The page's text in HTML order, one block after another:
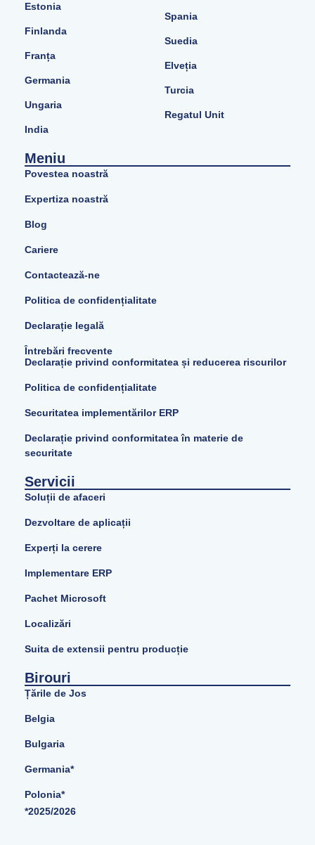
Estonia
Finlanda
Franța
Germania
Ungaria
India
Spania
Suedia
Elveția
Turcia
Regatul Unit
Meniu
Povestea noastră
Expertiza noastră
Blog
Cariere
Contactează-ne
Politica de confidențialitate
Declarație legală
Întrebări frecvente
Declarație privind conformitatea și reducerea riscurilor
Politica de confidențialitate
Securitatea implementărilor ERP
Declarație privind conformitatea în materie de
securitate
Servicii
Soluții de afaceri
Dezvoltare de aplicații
Experți la cerere
Implementare ERP
Pachet Microsoft
Localizări
Suita de extensii pentru producție
Birouri
Țările de Jos
Belgia
Bulgaria
Germania*
Polonia*
*2025/2026